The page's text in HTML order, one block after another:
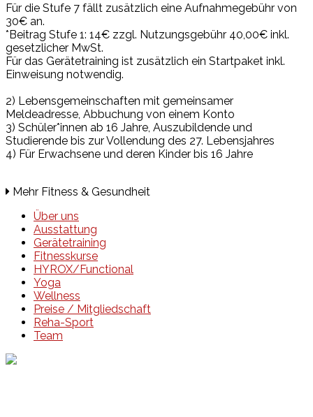
Für die Stufe 7 fällt zusätzlich eine Aufnahmegebühr von
30€ an.
*Beitrag Stufe 1: 14€ zzgl. Nutzungsgebühr 40,00€ inkl.
gesetzlicher MwSt.
Für das Gerätetraining ist zusätzlich ein Startpaket inkl.
Einweisung notwendig.
2) Lebensgemeinschaften mit gemeinsamer
Meldeadresse, Abbuchung von einem Konto
3) Schüler*innen ab 16 Jahre, Auszubildende und
Studierende bis zur Vollendung des 27. Lebensjahres
4) Für Erwachsene und deren Kinder bis 16 Jahre
Mehr Fitness & Gesundheit
Über uns
Ausstattung
Gerätetraining
Fitnesskurse
HYROX/Functional
Yoga
Wellness
Preise / Mitgliedschaft
Reha-Sport
Team